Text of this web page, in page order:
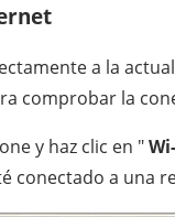
a la
comprobar la
y haz clic en "
conectado a una